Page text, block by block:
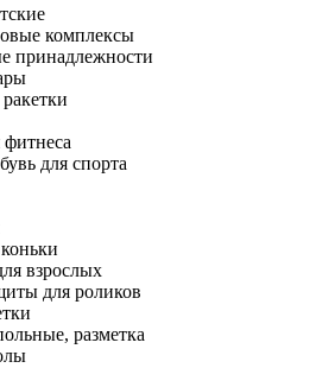
комплексы
принадлежности
для спорта
взрослых
для роликов
разметка